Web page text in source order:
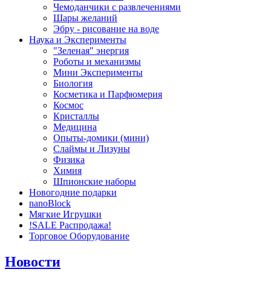
Чемоданчики с развлечениями
Шары желаний
Эбру - рисование на воде
Наука и Эксперименты
"Зеленая" энергия
Роботы и механизмы
Мини Эксперименты
Биология
Косметика и Парфюмерия
Космос
Кристаллы
Медицина
Опыты-домики (мини)
Слаймы и Лизуны
Физика
Химия
Шпионские наборы
Новогодние подарки
nanoBlock
Мягкие Игрушки
!SALE Распродажа!
Торговое Оборудование
Новости